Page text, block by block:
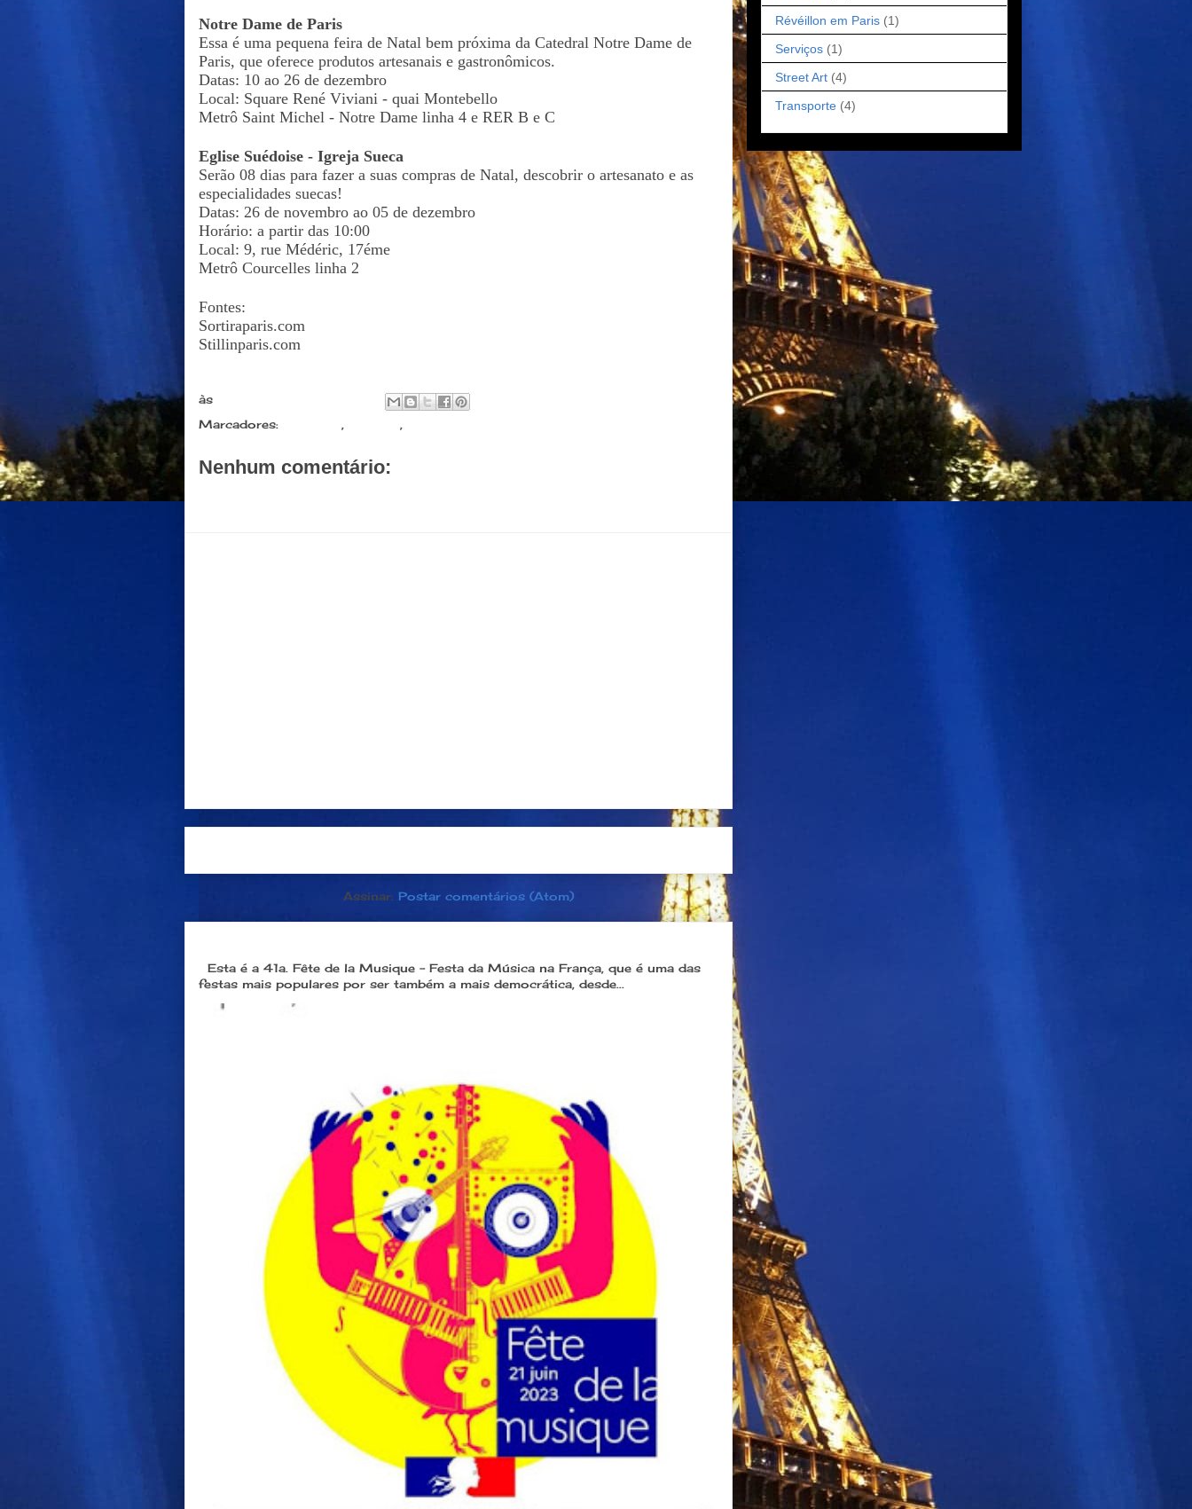
Notre Dame de Paris
Essa é uma pequena feira de Natal bem próxima da Catedral Notre Dame de
Paris, que oferece produtos artesanais e gastronômicos.
Datas: 10 ao 26 de dezembro
Local: Square René Viviani - quai Montebello
Metrô Saint Michel - Notre Dame linha 4 e RER B e C
Eglise Suédoise - Igreja Sueca
Serão 08 dias para fazer a suas compras de Natal, descobrir o artesanato e as
especialidades suecas!
Datas: 26 de novembro ao 05 de dezembro
Horário: a partir das 10:00
Local: 9, rue Médéric, 17éme
Metrô Courcelles linha 2
Fontes:
Sortiraparis.com
Stillinparis.com
às
Marcadores:
, ,
Nenhum comentário:
Assinar: Postar comentários (Atom)
Esta é a 41a. Fête de la Musique - Festa da Música na França, que é uma das
festas mais populares por ser também a mais democrática, desde...
Révéillon em Paris (1)
Serviços (1)
Street Art (4)
Transporte (4)